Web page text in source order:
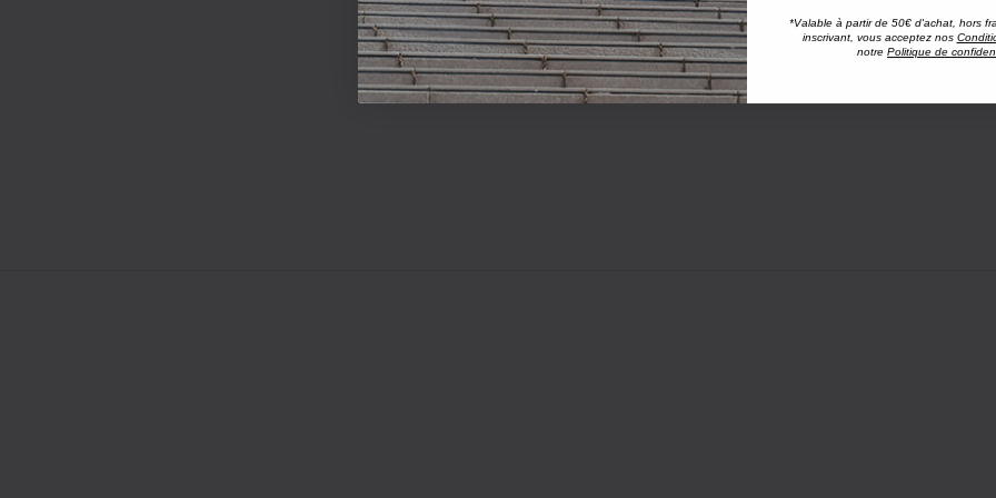
*Valable à partir de 50€ d'achat, hors
inscrivant, vous acceptez nos
notre Politique de